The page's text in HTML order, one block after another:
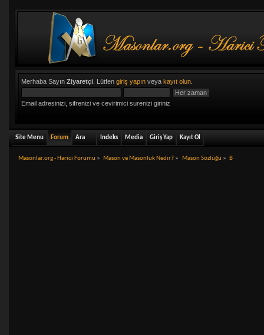
Merhaba Sayın Ziyaretçi. Lütfen giriş yapınveya kayıt olun.
Email adresinizi, sifrenizi ve cevirimici surenizi giriniz
Site Menu Forum Ara Indeks Media Giriş Yap Kayıt Ol
Masonlar.org - Harici Forumu » Mason ve Masonluk Nedir? » Mason Sözlüğü » B